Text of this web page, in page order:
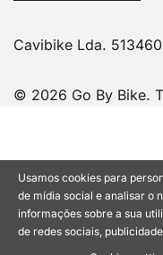
Cavibike Lda.
© 2026 Go By Bike.
Usamos cookies para
de mídia social e analisar o
informações sobre a sua
de redes sociais,